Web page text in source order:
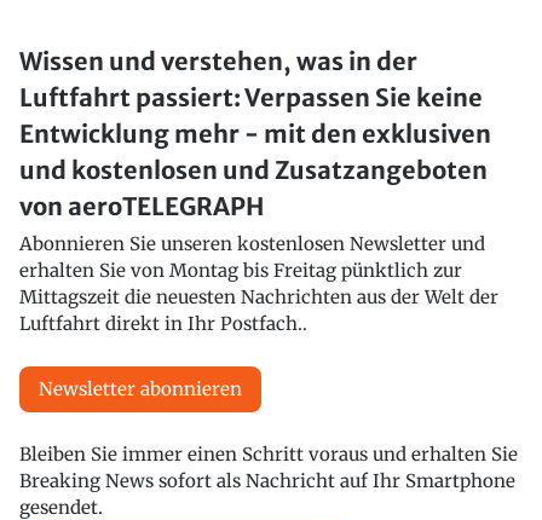
Wissen und verstehen, was in der
Luftfahrt passiert: Verpassen Sie keine
Entwicklung mehr - mit den exklusiven
und kostenlosen und Zusatzangeboten
von aeroTELEGRAPH
Abonnieren Sie unseren kostenlosen Newsletter und
erhalten Sie von Montag bis Freitag pünktlich zur
Mittagszeit die neuesten Nachrichten aus der Welt der
Luftfahrt direkt in Ihr Postfach..
Newsletter abonnieren
Bleiben Sie immer einen Schritt voraus und erhalten Sie
Breaking News sofort als Nachricht auf Ihr Smartphone
gesendet.